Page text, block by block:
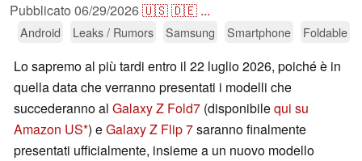
Pubblicato 06/29/2026🇺🇸🇩🇪 ...
Android Leaks / Rumors Samsung Smartphone Foldable
Lo sapremo al più tardi entro il 22 luglio 2026, poiché è in
quella data che verranno presentati i modelli che
succederanno al Galaxy Z Fold7 (disponibilequi su
Amazon US ) eGalaxy Z Flip 7saranno finalmente
presentati ufficialmente, insieme a un nuovo modello